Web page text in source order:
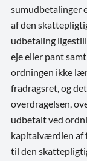
sumudbetalinger
af den
udbetaling
eje eller pant
ordningen ikke
fradragsret, og
overdragelsen,
udbetalt ved
kapitalværdien af
til den